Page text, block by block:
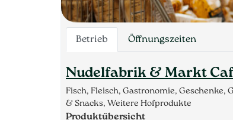
Betrieb Öffnungszeiten
Nudelfabrik & Markt
Fisch, Fleisch, Gastronomie,
& Snacks, Weitere Hofprodukte
Produktübersicht